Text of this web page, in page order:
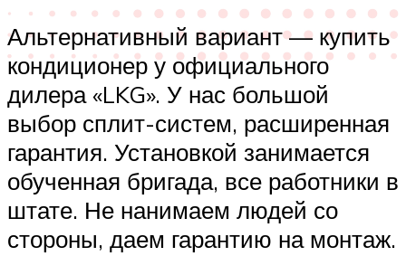
Альтернативный вариант — купить
кондиционер у официального
дилера «LKG». У нас большой
выбор сплит-систем, расширенная
гарантия. Установкой занимается
обученная бригада, все работники в
штате. Не нанимаем людей со
стороны, даем гарантию на монтаж.